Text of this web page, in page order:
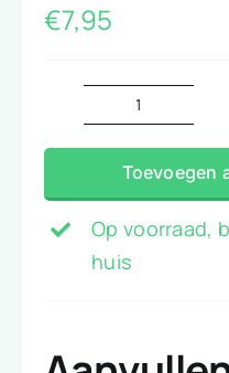
€7,95
autum
flower
aantal
Toevoegen
Op voorraad,
huis